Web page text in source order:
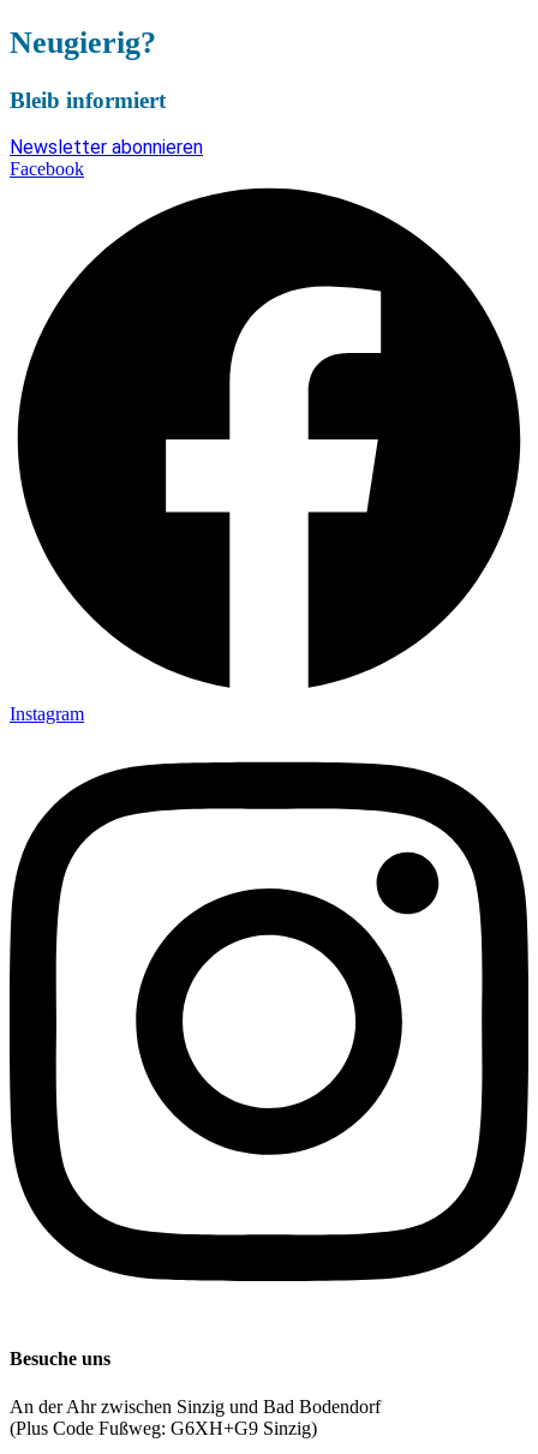
Neugierig?
Bleib informiert
Newsletter abonnieren
Facebook
Instagram
Besuche uns
An der Ahr zwischen Sinzig und Bad Bodendorf
(Plus Code Fußweg: G6XH+G9 Sinzig)